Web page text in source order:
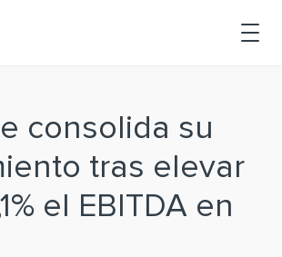
consolida su
tras elevar
el EBITDA en